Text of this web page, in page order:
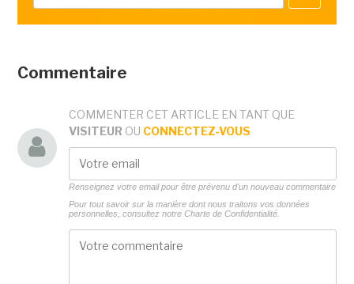
Commentaire
COMMENTER CET ARTICLE EN TANT QUE
VISITEUR OU CONNECTEZ-VOUS
Renseignez votre email pour être prévenu d'un nouveau commentaire
Pour tout savoir sur la manière dont nous traitons vos données
personnelles, consultez notre Charte de Confidentialité.